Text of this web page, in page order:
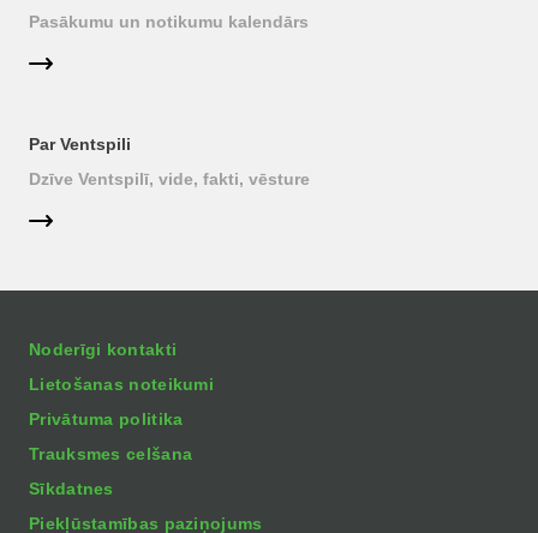
Pasākumu un notikumu kalendārs
Par Ventspili
Dzīve Ventspilī, vide, fakti, vēsture
Noderīgi kontakti
Lietošanas noteikumi
Privātuma politika
Trauksmes celšana
Sīkdatnes
Piekļūstamības paziņojums